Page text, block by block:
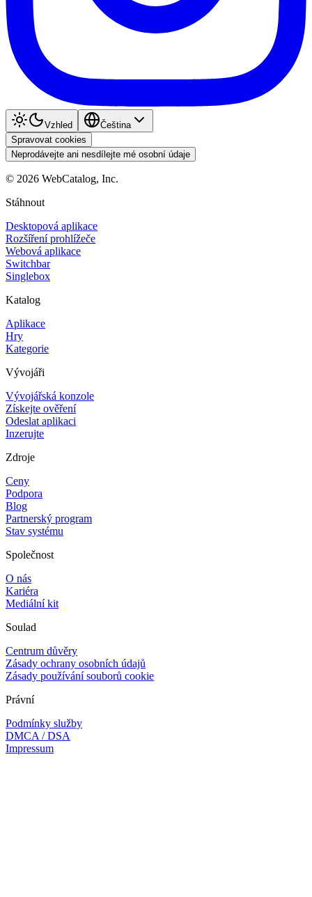
Vzhled
Čeština
Spravovat cookies
Neprodávejte ani nesdílejte mé osobní údaje
© 2026 WebCatalog, Inc.
Stáhnout
Desktopová aplikace
Rozšíření prohlížeče
Webová aplikace
Switchbar
Singlebox
Katalog
Aplikace
Hry
Kategorie
Vývojáři
Vývojářská konzole
Získejte ověření
Odeslat aplikaci
Inzerujte
Zdroje
Ceny
Podpora
Blog
Partnerský program
Stav systému
Společnost
O nás
Kariéra
Mediální kit
Soulad
Centrum důvěry
Zásady ochrany osobních údajů
Zásady používání souborů cookie
Právní
Podmínky služby
DMCA / DSA
Impressum